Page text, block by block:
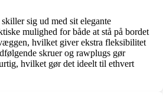
sig ud med sit elegante
mulighed for både at stå på bordet
hvilket giver ekstra fleksibilitet
skruer og rawplugs gør
hvilket gør det ideelt til ethvert